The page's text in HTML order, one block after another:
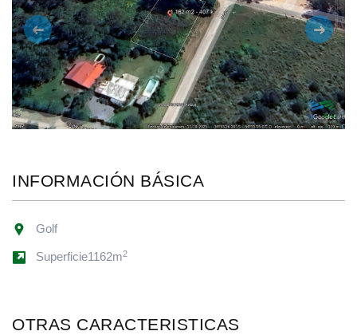
Anterior
INFORMACIÓN BÁSICA
Golf
Superficie1162m2
OTRAS CARACTERISTICAS